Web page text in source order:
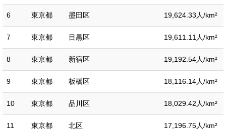
6 東京都 墨田区 19,624.33人/km²
7 東京都 目黒区 19,611.11人/km²
8 東京都 新宿区 19,192.54人/km²
9 東京都 板橋区 18,116.14人/km²
10 東京都 品川区 18,029.42人/km²
11 東京都 北区 17,196.75人/km²